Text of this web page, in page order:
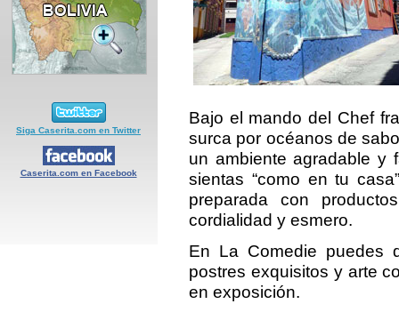
Siga Caserita.com en Twitter
Caserita.com en Facebook
Bajo el mando del Chef
surca por océanos de
un ambiente agradable y
sientas “como en tu
preparada con
cordialidad y esmero.
En La Comedie puedes
postres exquisitos y arte
en exposición.